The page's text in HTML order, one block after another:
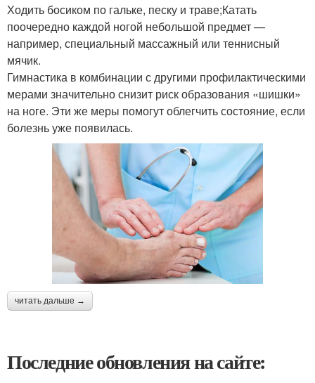
Ходить босиком по гальке, песку и траве;Катать
поочередно каждой ногой небольшой предмет —
например, специальный массажный или теннисный
мячик.
Гимнастика в комбинации с другими профилактическими
мерами значительно снизит риск образования «шишки»
на ноге. Эти же меры помогут облегчить состояние, если
болезнь уже появилась.
читать дальше →
Последние обновления на сайте: